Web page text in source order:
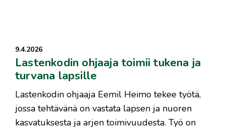
9.4.2026
Lastenkodin ohjaaja toimii tukena ja
turvana lapsille
Lastenkodin ohjaaja Eemil Heimo tekee työtä,
jossa tehtävänä on vastata lapsen ja nuoren
kasvatuksesta ja arjen toimivuudesta. Työ on